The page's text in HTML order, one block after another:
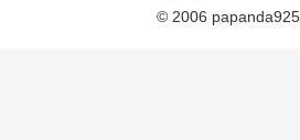
© 2006